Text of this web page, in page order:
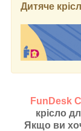
Дитяче
FunDesk
крісло
Якщо ви